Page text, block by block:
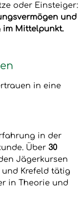
oder Einsteiger:
und
im Mittelpunkt.
in eine
in der
Über 30
Jägerkursen
Krefeld tätig
in Theorie und